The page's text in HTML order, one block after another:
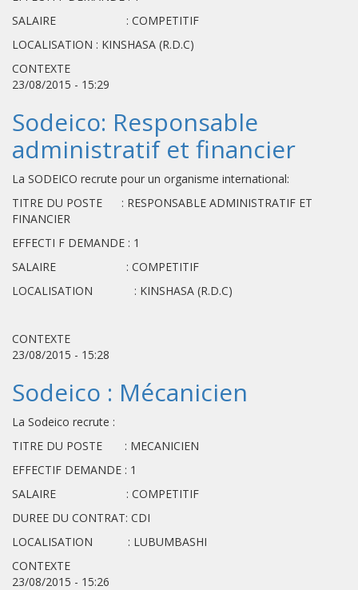
SALAIRE : COMPETITIF
LOCALISATION : KINSHASA (R.D.C)
CONTEXTE
23/08/2015 - 15:29
Sodeico: Responsable
administratif et financier
La SODEICO recrute pour un organisme international:
TITRE DU POSTE : RESPONSABLE ADMINISTRATIF ET
FINANCIER
EFFECTI F DEMANDE : 1
SALAIRE : COMPETITIF
LOCALISATION : KINSHASA (R.D.C)
CONTEXTE
23/08/2015 - 15:28
Sodeico : Mécanicien
La Sodeico recrute :
TITRE DU POSTE : MECANICIEN
EFFECTIF DEMANDE : 1
SALAIRE : COMPETITIF
DUREE DU CONTRAT: CDI
LOCALISATION : LUBUMBASHI
CONTEXTE
23/08/2015 - 15:26